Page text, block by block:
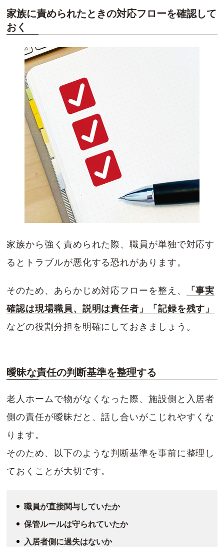
家族に責められたときの対応フローを確認して
おく
家族から強く責められた際、職員が単独で対応す
るとトラブルが悪化する恐れがあります。
そのため、あらかじめ対応フローを整え、
「事実
確認は現場職員、説明は責任者」「記録を残す」
などの役割分担を明確にしておきましょう。
曖昧な責任の判断基準を整理する
老人ホームで物がなくなった際、施設側と入居者
側の責任が曖昧だと、話し合いがこじれやすくな
ります。
そのため、以下のような判断基準を事前に整理し
ておくことが大切です。
職員が直接関与していたか
保管ルールは守られていたか
入居者側に過失はないか